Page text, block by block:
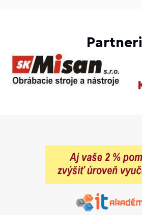
Partneri